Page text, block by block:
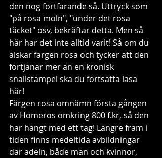
den nog fortfarande så. Uttryck som
"på rosa moln", "under det rosa
täcket" osv, bekräftar detta. Men så
här har det inte alltid varit! Så om du
älskar färgen rosa och tycker att den
förtjänar mer än en kronisk
snällstämpel ska du fortsätta läsa
här!
Färgen rosa omnämn första gången
av Homeros omkring 800 f.kr, så den
har hängt med ett tag! Längre fram i
tiden finns medeltida avbildningar
där adeln, både män och kvinnor,